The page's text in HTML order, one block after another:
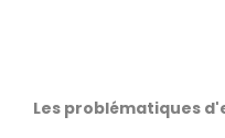
Les problématiques